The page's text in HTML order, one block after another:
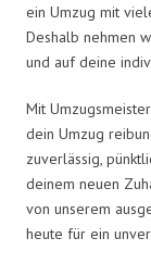
ein Umzug mit
Deshalb nehmen
und auf deine
Mit
dein Umzug
zuverlässig,
deinem neuen
von unserem
heute für ein